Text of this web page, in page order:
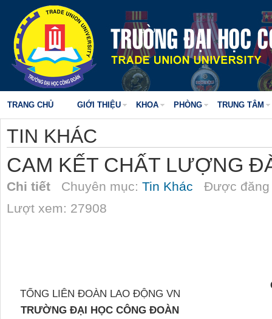
TRANG CHỦ GIỚI THIỆU KHOA PHÒNG TRUNG TÂM
TIN KHÁC
CAM KẾT CHẤT LƯỢNG
Chi tiết Chuyên mục: Tin Khác Được
Lượt xem: 27908
TỔNG LIÊN ĐOÀN LAO ĐỘNG VN
TRƯỜNG ĐẠI HỌC CÔNG ĐOÀN